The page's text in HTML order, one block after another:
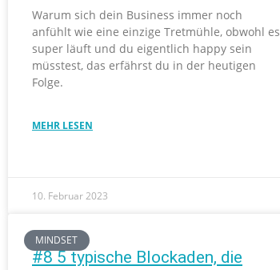
Warum sich dein Business immer noch
anfühlt wie eine einzige Tretmühle, obwohl es
super läuft und du eigentlich happy sein
müsstest, das erfährst du in der heutigen
Folge.
MEHR LESEN
10. Februar 2023
MINDSET
#8 5 typische Blockaden, die